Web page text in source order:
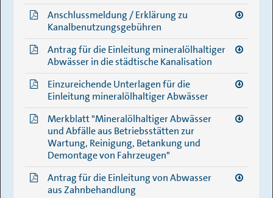
Anschlussmeldung / Erklärung zu
Kanalbenutzungsgebühren
Antrag für die Einleitung mineralölhaltiger
Abwässer in die städtische Kanalisation
Einzureichende Unterlagen für die
Einleitung mineralölhaltiger Abwässer
Merkblatt "Mineralölhaltiger Abwässer
und Abfälle aus Betriebsstätten zur
Wartung, Reinigung, Betankung und
Demontage von Fahrzeugen"
Antrag für die Einleitung von Abwasser
aus Zahnbehandlung